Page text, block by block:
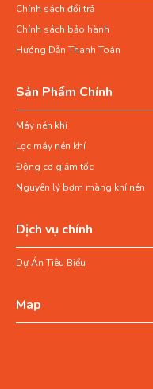
Chính sách đổi trả
Chính sách bảo hành
Hướng Dẫn Thanh Toán
Sản Phẩm Chính
Máy nén khí
Lọc máy nén khí
Động cơ giảm tốc
Nguyên lý bơm màng khí nén
Dịch vụ chính
Dự Án Tiêu Biểu
Map